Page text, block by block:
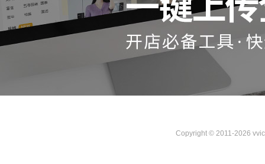
Copyright © 2011-2026